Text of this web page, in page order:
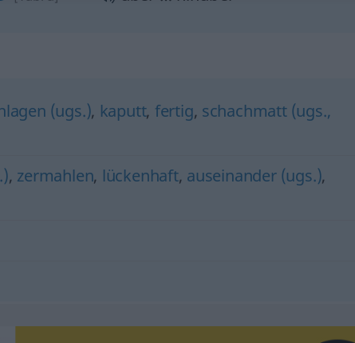
(ugs.), kaputt, fertig, schachmatt (ugs.,
, zermahlen, lückenhaft, auseinander (ugs.),